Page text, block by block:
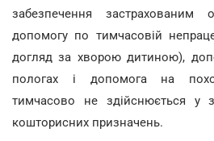
забезпечення
допомогу по тимчасовій
догляд за хворою дитиною),
пологах і допомога на
тимчасово не здійснюється у
кошторисних призначень.